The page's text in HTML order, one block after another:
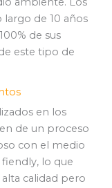
de 10 años
de sus
este tipo de
en los
de un proceso
con el medio
lo que
calidad pero